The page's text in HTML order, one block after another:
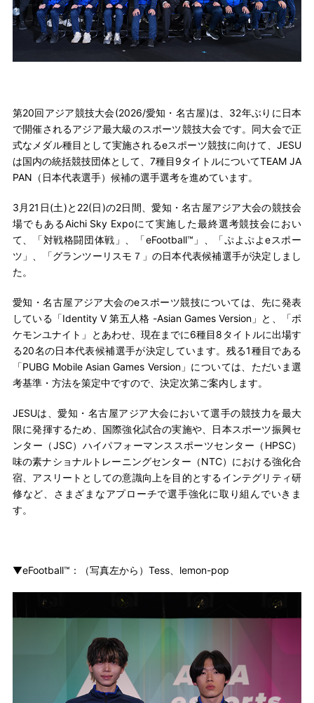
第20回アジア競技大会(2026/愛知・名古屋)は、32年ぶりに日本
で開催されるアジア最大級のスポーツ競技大会です。同大会で正
式なメダル種目として実施されるeスポーツ競技に向けて、JESU
は国内の統括競技団体として、7種目9タイトルについてTEAM JA
PAN（日本代表選手）候補の選手選考を進めています。
3月21日(土)と22(日)の2日間、愛知・名古屋アジア大会の競技会
場でもあるAichi Sky Expoにて実施した最終選考競技会におい
て、「対戦格闘団体戦」、「eFootball™」、「ぷよぷよeスポー
ツ」、「グランツーリスモ７」の日本代表候補選手が決定しまし
た。
愛知・名古屋アジア大会のeスポーツ競技については、先に発表
している「Identity V 第五人格 -Asian Games Version」と、「ポ
ケモンユナイト」とあわせ、現在までに6種目8タイトルに出場す
る20名の日本代表候補選手が決定しています。残る1種目である
「PUBG Mobile Asian Games Version」については、ただいま選
考基準・方法を策定中ですので、決定次第ご案内します。
JESUは、愛知・名古屋アジア大会において選手の競技力を最大
限に発揮するため、国際強化試合の実施や、日本スポーツ振興セ
ンター（JSC）ハイパフォーマンススポーツセンター（HPSC）
味の素ナショナルトレーニングセンター（NTC）における強化合
宿、アスリートとしての意識向上を目的とするインテグリティ研
修など、さまざまなアプローチで選手強化に取り組んでいきま
す。
▼eFootball™：（写真左から）Tess、lemon-pop